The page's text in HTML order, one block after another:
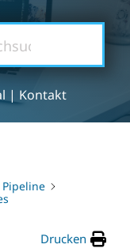
| Kontakt
Pipeline
Drucken